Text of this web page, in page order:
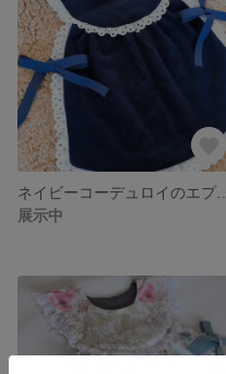
ネイビーコーデュロイのエプロンベスト
展示中